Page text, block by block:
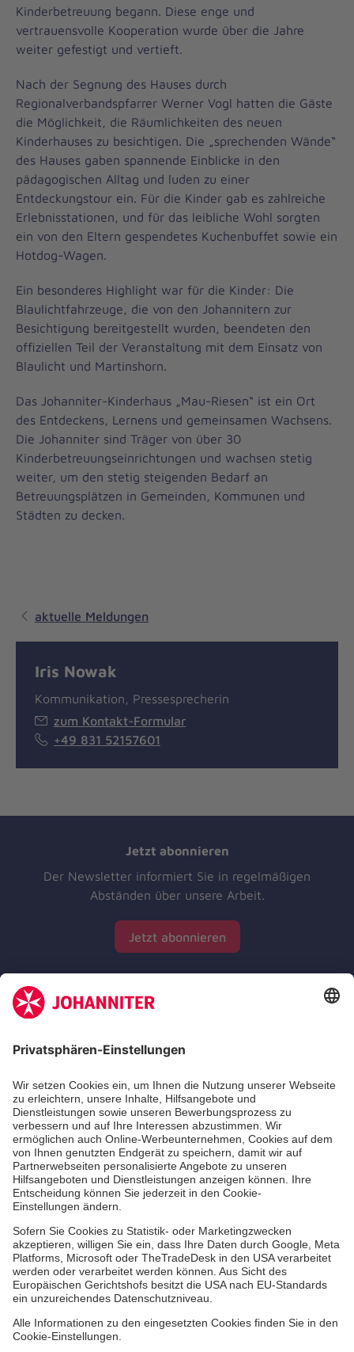
Kinderbetreuung begann. Diese enge und
vertrauensvolle Kooperation wurde über die Jahre
weiter gefestigt und vertieft.
Nach der Segnung des Hauses durch
Regionalverbandspfarrer Werner Vogl hatten die Gäste
die Möglichkeit, die Räumlichkeiten des neuen
Kinderhauses zu besichtigen. Die „sprechenden Wände“
des Hauses gaben spannende Einblicke in den
pädagogischen Alltag und luden zu einer
Entdeckungstour ein. Für die Kinder gab es zahlreiche
Erlebnisstationen, und für das leibliche Wohl sorgten
ein von den Eltern gespendetes Kuchenbuffet sowie ein
Hotdog-Wagen.
Ein besonderes Highlight war für die Kinder: Die
Blaulichtfahrzeuge, die von den Johannitern zur
Besichtigung bereitgestellt wurden, beendeten den
offiziellen Teil der Veranstaltung mit dem Einsatz von
Blaulicht und Martinshorn.
Das Johanniter-Kinderhaus „Mau-Riesen“ ist ein Ort
des Entdeckens, Lernens und gemeinsamen Wachsens.
Die Johanniter sind Träger von über 30
Kinderbetreuungseinrichtungen und wachsen stetig
weiter, um den stetig steigenden Bedarf an
Betreuungsplätzen in Gemeinden, Kommunen und
Städten zu decken.
aktuelle Meldungen
Iris Nowak
Kommunikation, Pressesprecherin
zum Kontakt-Formular
+49 831 52157601
Jetzt abonnieren
Der Newsletter informiert Sie in regelmäßigen
Abständen über unsere Arbeit.
Jetzt abonnieren
Zertifizierung der Johanniter-Unfall-Hilfe e.V.
Die Johanniter GmbH führt das Spendenzertifikat
des Deutschen Spendenrats e.V.
Dienste & Leistungen
Mitarbeiten & Lernen